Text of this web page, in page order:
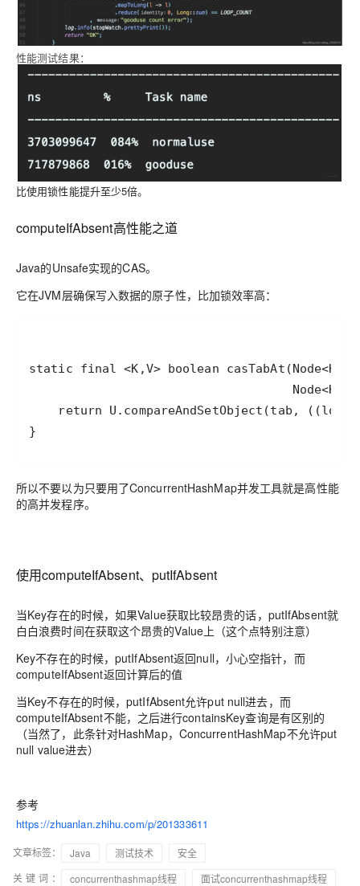
性能测试结果：
比使用锁性能提升至少5倍。
computeIfAbsent高性能之道
Java的Unsafe实现的CAS。
它在JVM层确保写入数据的原子性，比加锁效率高：
}
所以不要以为只要用了ConcurrentHashMap并发工具就是高性能
的高并发程序。
使用computeIfAbsent、putIfAbsent
当Key存在的时候，如果Value获取比较昂贵的话，putIfAbsent就
白白浪费时间在获取这个昂贵的Value上（这个点特别注意）
Key不存在的时候，putIfAbsent返回null，小心空指针，而
computeIfAbsent返回计算后的值
当Key不存在的时候，putIfAbsent允许put null进去，而
computeIfAbsent不能，之后进行containsKey查询是有区别的
（当然了，此条针对HashMap，ConcurrentHashMap不允许put
null value进去）
参考
https://zhuanlan.zhihu.com/p/201333611
文章标签： Java 测试技术
安全
关键词：
concurrenthashmap线程 面试concurrenthashmap线程